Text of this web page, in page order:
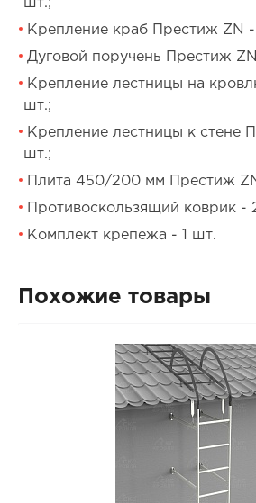
шт.;
Крепление краб Престиж ZN
Дуговой поручень Престиж
Крепление лестницы на
шт.;
Крепление лестницы к стене
шт.;
Плита 450/200 мм Престиж
Противоскользящий коврик -
Комплект крепежа - 1 шт.
Похожие товары